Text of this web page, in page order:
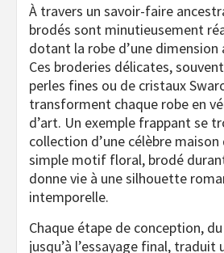
À travers un savoir-faire
brodés sont minutieusement
dotant la robe d’une
Ces broderies délicates,
perles fines ou de cristaux
transforment chaque robe en
d’art. Un exemple frappant se
collection d’une célèbre
simple motif floral, brodé
donne vie à une silhouette
intemporelle.
Chaque étape de conception,
jusqu’à l’essayage final, traduit